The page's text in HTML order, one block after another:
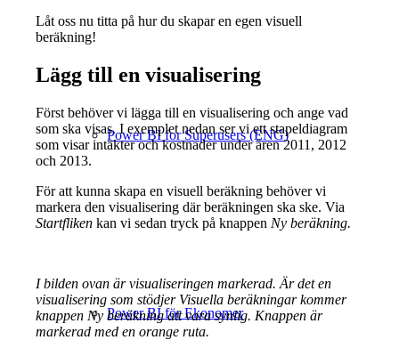
Power BI for Superusers (ENG)
Power BI för Ekonomer
Låt oss nu titta på hur du skapar en egen visuell
beräkning!
Lägg till en visualisering
Först behöver vi lägga till en visualisering och ange vad
som ska visas. I exemplet nedan ser vi ett stapeldiagram
som visar intäkter och kostnader under åren 2011, 2012
och 2013.
För att kunna skapa en visuell beräkning behöver vi
markera den visualisering där beräkningen ska ske. Via
Startfliken kan vi sedan tryck på knappen Ny beräkning.
I bilden ovan är visualiseringen markerad. Är det en
visualisering som stödjer Visuella beräkningar kommer
knappen Ny beräkning att vara synlig. Knappen är
markerad med en orange ruta.